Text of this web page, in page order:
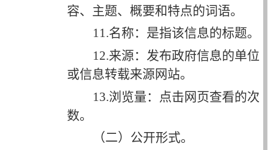
容、主题、概要和特点的词语。
11.名称：是指该信息的标题。
12.来源：发布政府信息的单位
或信息转载来源网站。
13.浏览量：点击网页查看的次
数。
（二）公开形式。